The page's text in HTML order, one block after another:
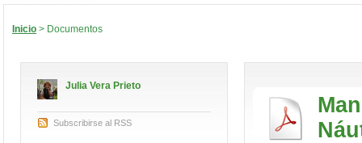
Inicio > Documentos
Julia Vera Prieto
Subscribirse al RSS